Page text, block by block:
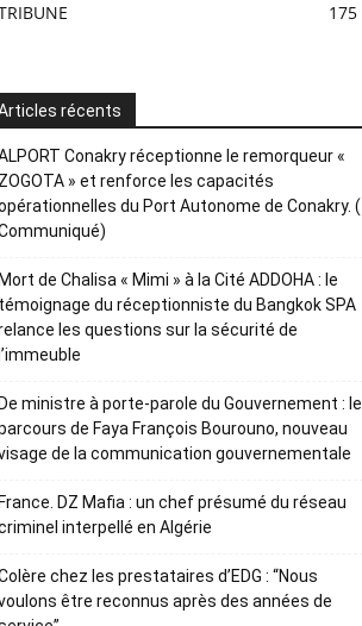
175
récents
Conakry réceptionne le remorqueur «
ZOGOTA » et renforce les capacités
du Port Autonome de Conakry. (
Mort de Chalisa « Mimi » à la Cité ADDOHA : le
témoignage du réceptionniste du Bangkok SPA
les questions sur la sécurité de
l’immeuble
De ministre à porte-parole du Gouvernement : le
de Faya François Bourouno, nouveau
de la communication gouvernementale
France. DZ Mafia : un chef présumé du réseau
interpellé en Algérie
chez les prestataires d’EDG : “Nous
être reconnus après des années de